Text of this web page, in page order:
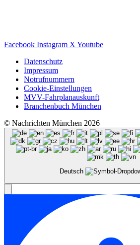
Facebook Instagram X Youtube
Datenschutz
Impressum
Notrufnummern
Cookie-Einstellungen
MVV-Fahrplanauskunft
Branchenbuch München
© Nachrichten München 2026
Deutsch